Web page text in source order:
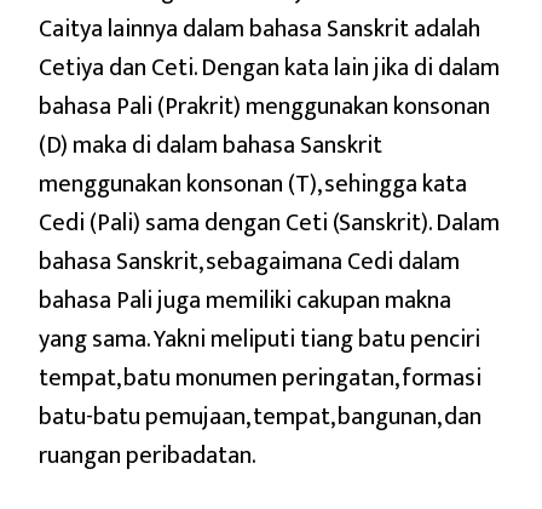
Caitya lainnya dalam bahasa Sanskrit adalah
Cetiya dan Ceti. Dengan kata lain jika di dalam
bahasa Pali (Prakrit) menggunakan konsonan
(D) maka di dalam bahasa Sanskrit
menggunakan konsonan (T), sehingga kata
Cedi (Pali) sama dengan Ceti (Sanskrit). Dalam
bahasa Sanskrit, sebagaimana Cedi dalam
bahasa Pali juga memiliki cakupan makna
yang sama. Yakni meliputi tiang batu penciri
tempat, batu monumen peringatan, formasi
batu-batu pemujaan, tempat, bangunan, dan
ruangan peribadatan.